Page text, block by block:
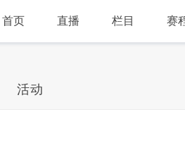
首页 直播 栏目 赛
活动